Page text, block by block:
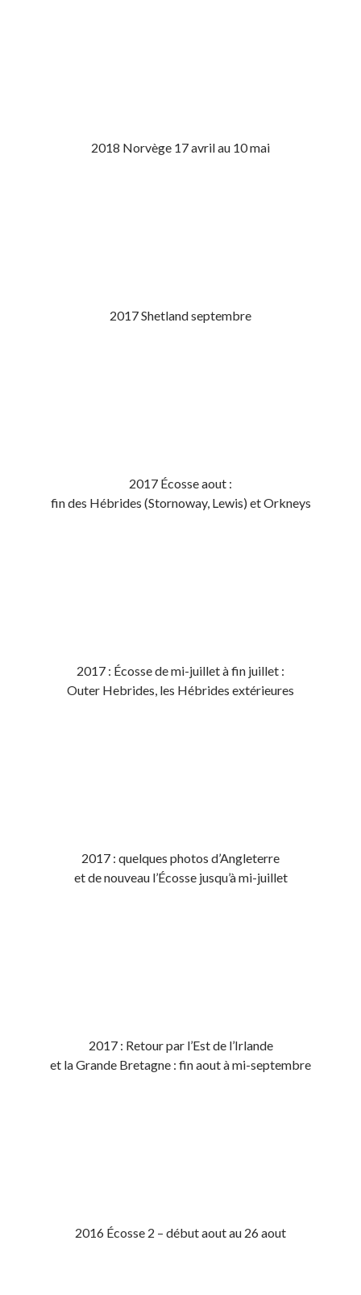
2018 Norvège 17 avril au 10 mai
2017 Shetland septembre
2017 Écosse aout :
fin des Hébrides (Stornoway, Lewis) et Orkneys
2017 : Écosse de mi-juillet à fin juillet :
Outer Hebrides, les Hébrides extérieures
2017 : quelques photos d’Angleterre
et de nouveau l’Écosse jusqu’à mi-juillet
2017 : Retour par l’Est de l’Irlande
et la Grande Bretagne : fin aout à mi-septembre
2016 Écosse 2 – début aout au 26 aout